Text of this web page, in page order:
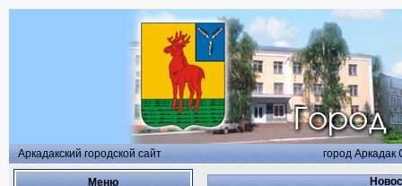
Аркадакский городской сайт город Аркадак
Меню